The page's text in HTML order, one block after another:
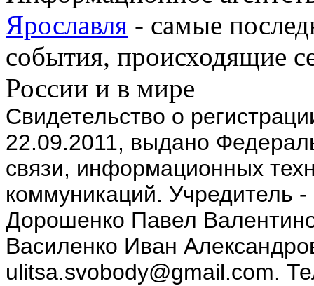
Ярославля - самые
события, происходящие
России и в мире
Cвидетельство о
22.09.2011, выдано
связи, информационных
коммуникаций.
Дорошенко Павел
Василенко Иван
ulitsa.svobody@gmail.com.